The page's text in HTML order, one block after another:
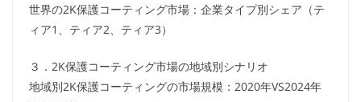
世界の2K保護コーティング市場：企業タイプ別シェア（テ
ィア1、ティア2、ティア3）
３．2K保護コーティング市場の地域別シナリオ
地域別2K保護コーティングの市場規模：2020年VS2024年